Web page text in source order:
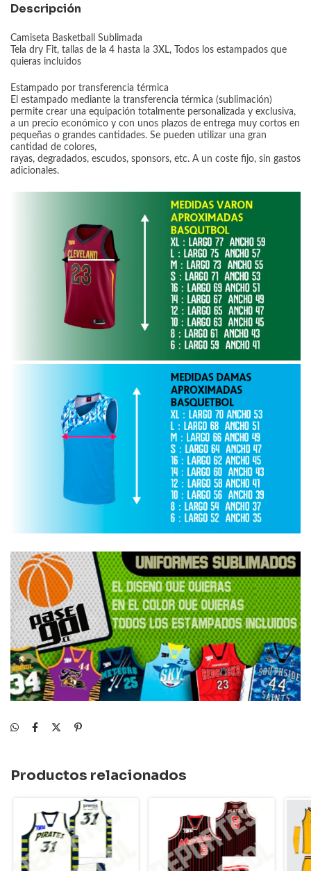
Descripción
Camiseta Basketball Sublimada
Tela dry Fit, tallas de la 4 hasta la 3XL, Todos los estampados que
quieras incluidos
Estampado por transferencia térmica
El estampado mediante la transferencia térmica (sublimación)
permite crear una equipación totalmente personalizada y exclusiva,
a un precio económico y con unos plazos de entrega muy cortos en
pequeñas o grandes cantidades. Se pueden utilizar una gran
cantidad de colores,
rayas, degradados, escudos, sponsors, etc. A un coste fijo, sin gastos
adicionales.
Productos relacionados